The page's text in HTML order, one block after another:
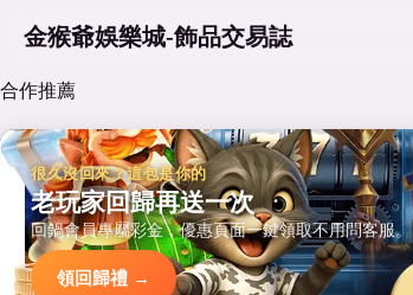
金猴爺娛樂城-飾品交易誌
合作推薦
很久沒回來？這包是你的
老玩家回歸再送一次
回鍋會員專屬彩金，優惠頁面一鍵領取不用問客服。
領回歸禮 →